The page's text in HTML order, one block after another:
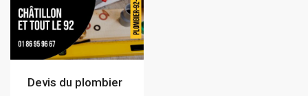
Devis du plombier